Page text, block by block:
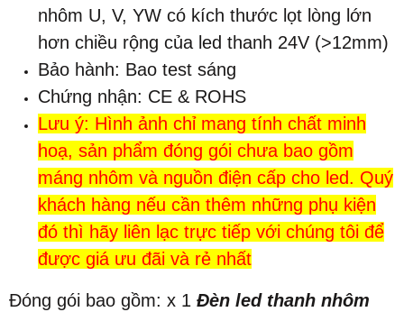
nhôm U, V, YW có kích thước lọt lòng lớn
hơn chiều rộng của led thanh 24V (>12mm)
Bảo hành: Bao test sáng
Chứng nhận: CE & ROHS
Lưu ý: Hình ảnh chỉ mang tính chất minh
hoạ, sản phẩm đóng gói chưa bao gồm
máng nhôm và nguồn điện cấp cho led. Quý
khách hàng nếu cần thêm những phụ kiện
đó thì hãy liên lạc trực tiếp với chúng tôi để
được giá ưu đãi và rẻ nhất
Đóng gói bao gồm: x 1 Đèn led thanh nhôm